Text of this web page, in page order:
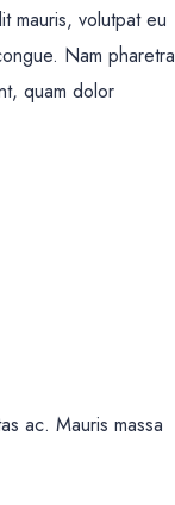
mauris, volutpat eu
Nam pharetra
quam dolor
ac. Mauris massa